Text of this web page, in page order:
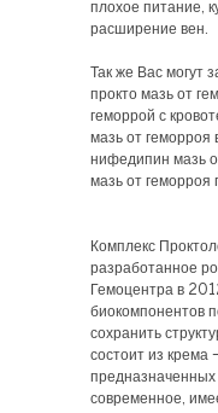
плохое питание,
расширение вен.
Так же Вас могут
прокто мазь от
геморрой с
мазь от геморроя
нифедипин мазь
мазь от геморроя
Комплекс
разработанное
Гемоцентра в
биокомпонентов
сохранить
состоит из крема
современное,